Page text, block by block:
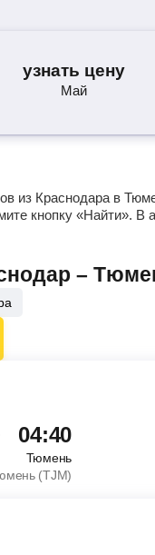
узнать цену
Май
из Краснодара в
кнопку «Найти». В
–
04:40
Тюмень
(TJM)